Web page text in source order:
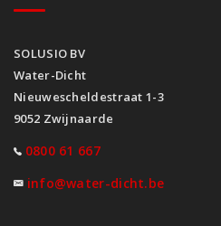
SOLUSIO BV
Water-Dicht
Nieuwescheldestraat 1-3
9052 Zwijnaarde
0800 61 667
info@water-dicht.be